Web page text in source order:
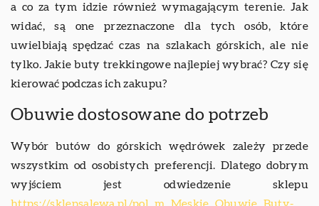
a co za tym idzie również wymagającym terenie. Jak
widać, są one przeznaczone dla tych osób, które
uwielbiają spędzać czas na szlakach górskich, ale nie
tylko. Jakie buty trekkingowe najlepiej wybrać? Czy się
kierować podczas ich zakupu?
Obuwie dostosowane do potrzeb
Wybór butów do górskich wędrówek zależy przede
wszystkim od osobistych preferencji. Dlatego dobrym
wyjściem jest odwiedzenie sklepu